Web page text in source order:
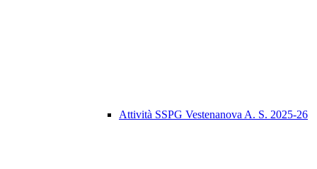
Attività SSPG Vestenanova A. S. 2025-26